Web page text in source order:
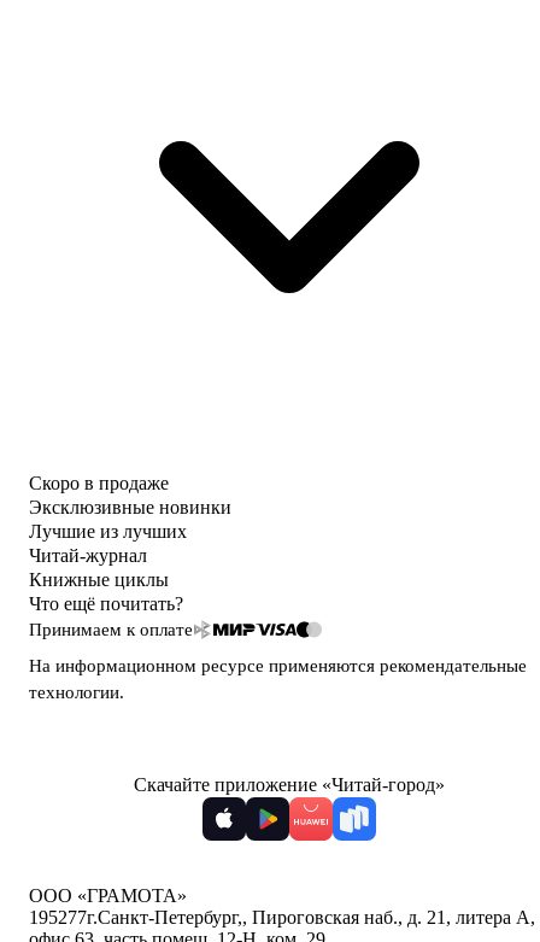
Скоро в продаже
Эксклюзивные новинки
Лучшие из лучших
Читай-журнал
Книжные циклы
Что ещё почитать?
Принимаем к оплате
На информационном ресурсе применяются рекомендательные
технологии.
Скачайте приложение «Читай-город»
ООО «ГРАМОТА»
195277г.Санкт-Петербург,, Пироговская наб., д. 21, литера А,